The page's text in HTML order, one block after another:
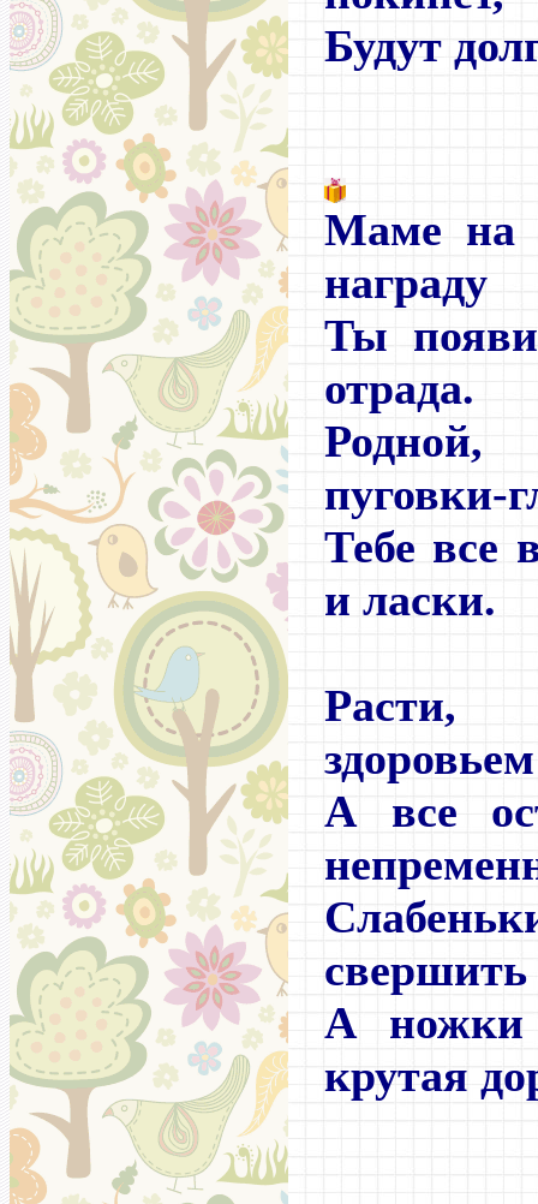
Будут
Маме на
награду
Ты
отрада.
Родной,
пуговки-
Тебе все
и ласки.
Расти,
А все
А
крутая